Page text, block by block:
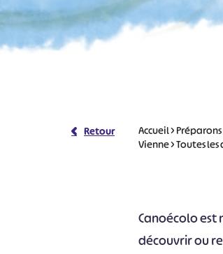
Retour Accueil>Préparons
Vienne>Toutes
Canoécolo est
découvrir ou